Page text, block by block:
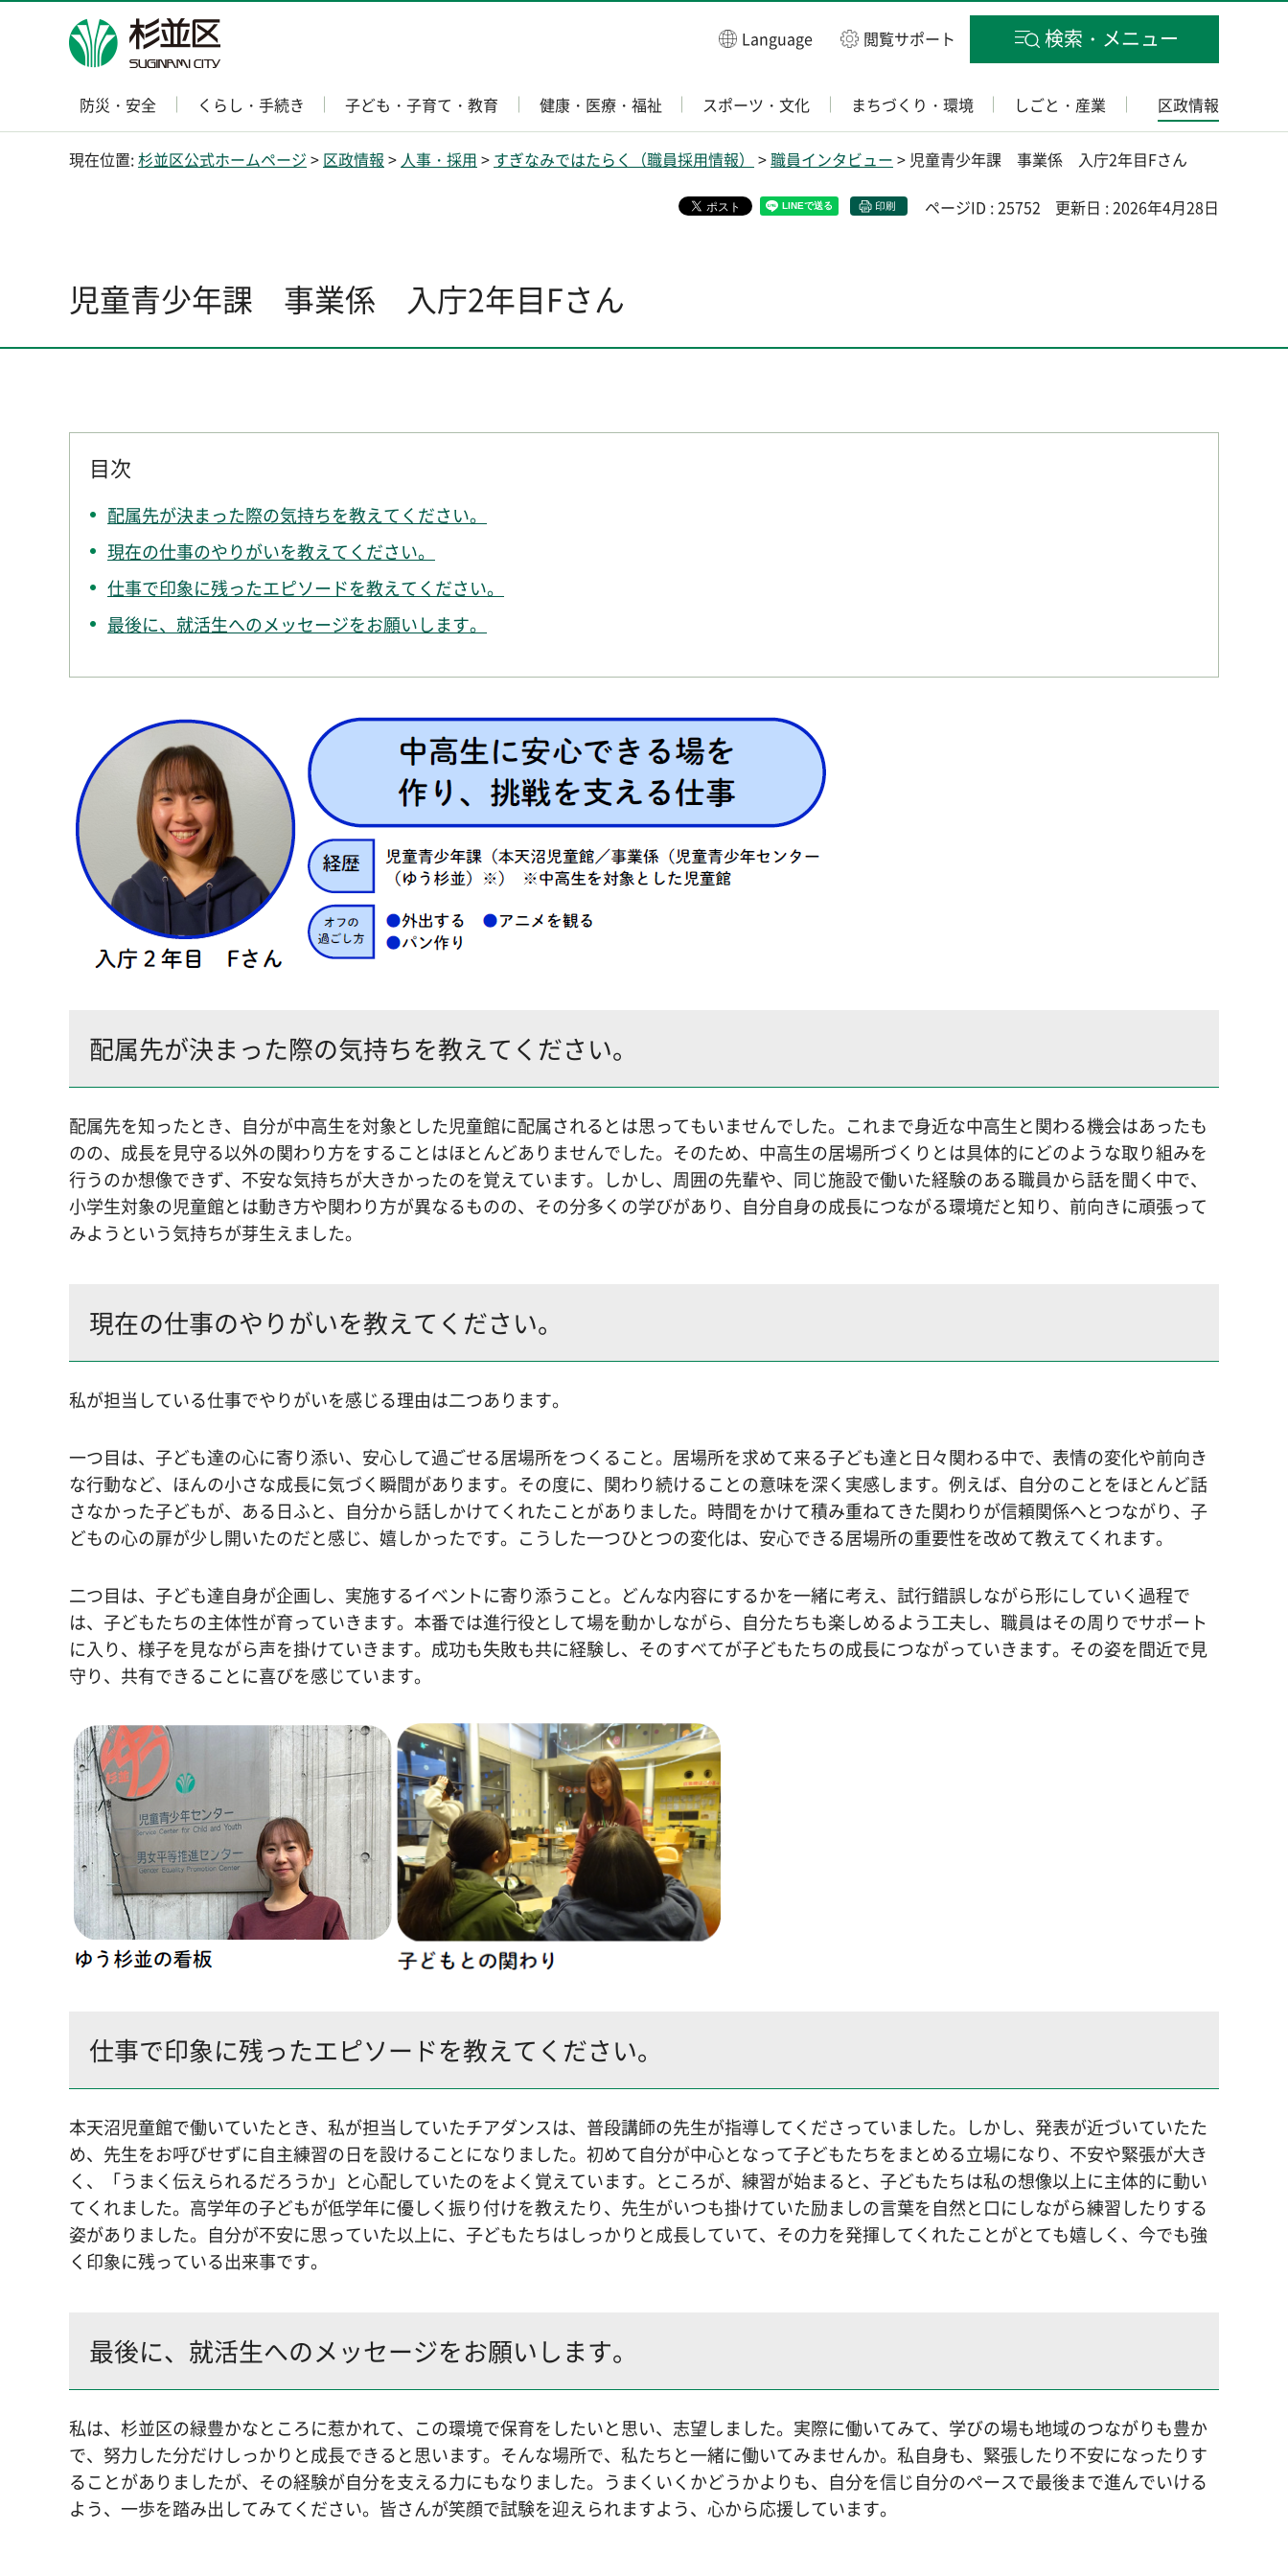
杉並区 Language 閲覧サポート 検索・メニュー
防災・安全 くらし・手続き 子ども・子育て・教育 健康・医療・福祉 スポーツ・文化 まちづくり・環境 しごと・産業 区政情報
現在位置:杉並区公式ホームページ > 区政情報 > 人事・採用 > すぎなみではたらく（職員採用情報） >職員インタビュー > 児童青少年課 事業係 入庁2年目Fさん
印刷 ページID : 25752 更新日 : 2026年4月28日
児童青少年課 事業係 入庁2年目Fさん
目次
配属先が決まった際の気持ちを教えてください。
現在の仕事のやりがいを教えてください。
仕事で印象に残ったエピソードを教えてください。
最後に、就活生へのメッセージをお願いします。
配属先が決まった際の気持ちを教えてください。
配属先を知ったとき、自分が中高生を対象とした児童館に配属されるとは思ってもいませんでした。これまで身近な中高生と関わる機会はあったも
のの、成長を見守る以外の関わり方をすることはほとんどありませんでした。そのため、中高生の居場所づくりとは具体的にどのような取り組みを
行うのか想像できず、不安な気持ちが大きかったのを覚えています。しかし、周囲の先輩や、同じ施設で働いた経験のある職員から話を聞く中で、
小学生対象の児童館とは動き方や関わり方が異なるものの、その分多くの学びがあり、自分自身の成長につながる環境だと知り、前向きに頑張って
みようという気持ちが芽生えました。
現在の仕事のやりがいを教えてください。
私が担当している仕事でやりがいを感じる理由は二つあります。
一つ目は、子ども達の心に寄り添い、安心して過ごせる居場所をつくること。居場所を求めて来る子ども達と日々関わる中で、表情の変化や前向き
な行動など、ほんの小さな成長に気づく瞬間があります。その度に、関わり続けることの意味を深く実感します。例えば、自分のことをほとんど話
さなかった子どもが、ある日ふと、自分から話しかけてくれたことがありました。時間をかけて積み重ねてきた関わりが信頼関係へとつながり、子
どもの心の扉が少し開いたのだと感じ、嬉しかったです。こうした一つひとつの変化は、安心できる居場所の重要性を改めて教えてくれます。
二つ目は、子ども達自身が企画し、実施するイベントに寄り添うこと。どんな内容にするかを一緒に考え、試行錯誤しながら形にしていく過程で
は、子どもたちの主体性が育っていきます。本番では進行役として場を動かしながら、自分たちも楽しめるよう工夫し、職員はその周りでサポート
に入り、様子を見ながら声を掛けていきます。成功も失敗も共に経験し、そのすべてが子どもたちの成長につながっていきます。その姿を間近で見
守り、共有できることに喜びを感じています。
仕事で印象に残ったエピソードを教えてください。
本天沼児童館で働いていたとき、私が担当していたチアダンスは、普段講師の先生が指導してくださっていました。しかし、発表が近づいていたた
め、先生をお呼びせずに自主練習の日を設けることになりました。初めて自分が中心となって子どもたちをまとめる立場になり、不安や緊張が大き
く、「うまく伝えられるだろうか」と心配していたのをよく覚えています。ところが、練習が始まると、子どもたちは私の想像以上に主体的に動い
てくれました。高学年の子どもが低学年に優しく振り付けを教えたり、先生がいつも掛けていた励ましの言葉を自然と口にしながら練習したりする
姿がありました。自分が不安に思っていた以上に、子どもたちはしっかりと成長していて、その力を発揮してくれたことがとても嬉しく、今でも強
く印象に残っている出来事です。
最後に、就活生へのメッセージをお願いします。
私は、杉並区の緑豊かなところに惹かれて、この環境で保育をしたいと思い、志望しました。実際に働いてみて、学びの場も地域のつながりも豊か
で、努力した分だけしっかりと成長できると思います。そんな場所で、私たちと一緒に働いてみませんか。私自身も、緊張したり不安になったりす
ることがありましたが、その経験が自分を支える力にもなりました。うまくいくかどうかよりも、自分を信じ自分のペースで最後まで進んでいける
よう、一歩を踏み出してみてください。皆さんが笑顔で試験を迎えられますよう、心から応援しています。